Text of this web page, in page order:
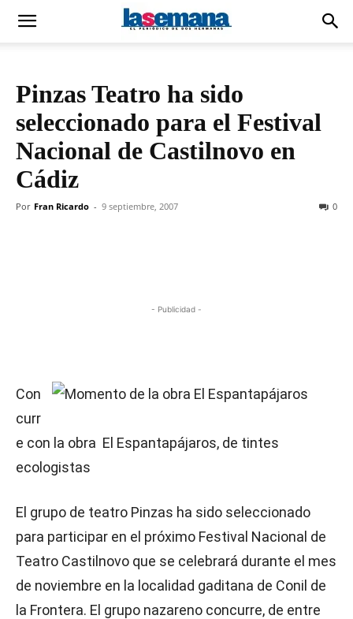
Pinzas Teatro ha sido
seleccionado para el Festival
Nacional de Castilnovo en
Cádiz
Por Fran Ricardo - 9 septiembre, 2007 0
- Publicidad -
Con
curr
e con la obra El Espantapájaros, de tintes
ecologistas
El grupo de teatro Pinzas ha sido seleccionado
para participar en el próximo Festival Nacional de
Teatro Castilnovo que se celebrará durante el mes
de noviembre en la localidad gaditana de Conil de
la Frontera. El grupo nazareno concurre, de entre